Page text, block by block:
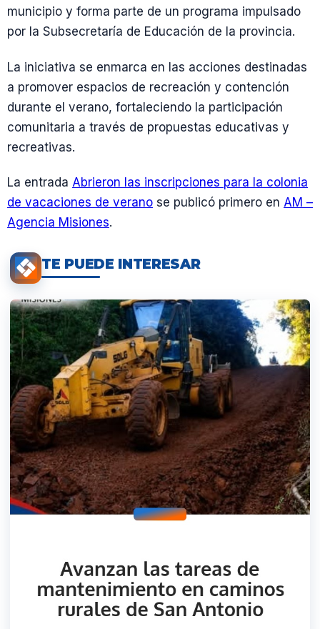
municipio y forma parte de un programa impulsado
por la Subsecretaría de Educación de la provincia.
La iniciativa se enmarca en las acciones destinadas
a promover espacios de recreación y contención
durante el verano, fortaleciendo la participación
comunitaria a través de propuestas educativas y
recreativas.
La entrada Abrieron las inscripciones para la colonia
de vacaciones de verano se publicó primero en AM –
Agencia Misiones.
TE PUEDE INTERESAR